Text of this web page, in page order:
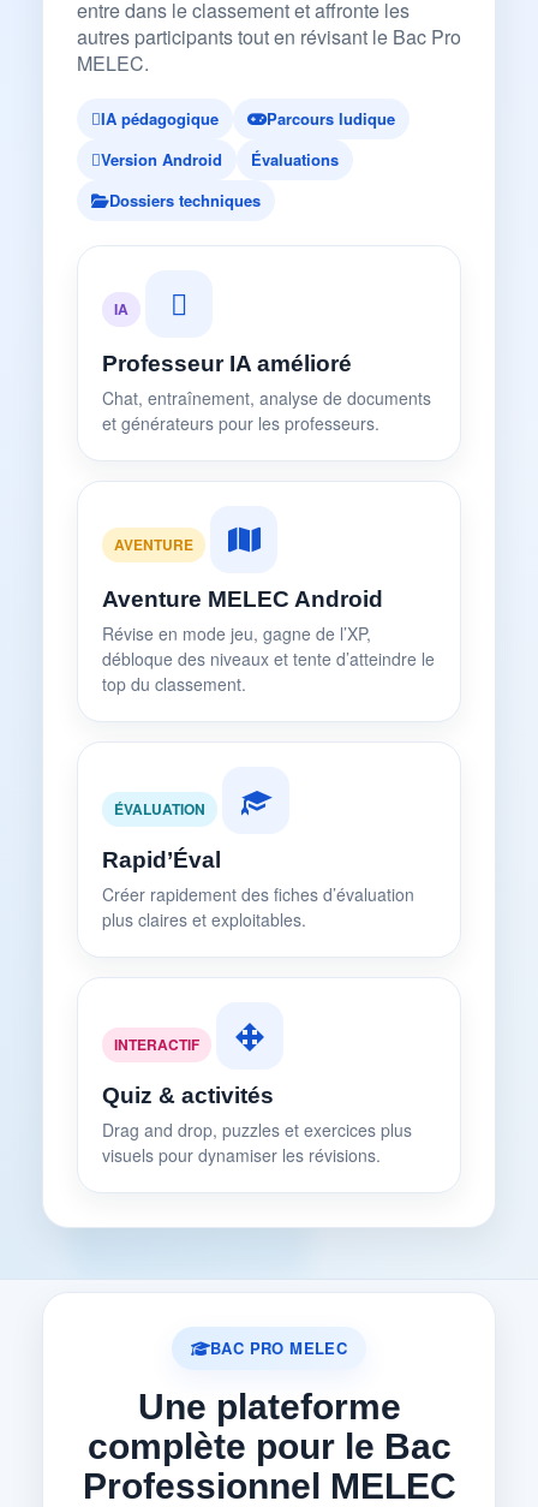
entre dans le classement et affronte les
autres participants tout en révisant le Bac Pro
MELEC.
IA pédagogique
Parcours ludique
Version Android
Évaluations
Dossiers techniques
IA
Professeur IA amélioré
Chat, entraînement, analyse de documents
et générateurs pour les professeurs.
AVENTURE
Aventure MELEC Android
Révise en mode jeu, gagne de l’XP,
débloque des niveaux et tente d’atteindre le
top du classement.
ÉVALUATION
Rapid’Éval
Créer rapidement des fiches d’évaluation
plus claires et exploitables.
INTERACTIF
Quiz & activités
Drag and drop, puzzles et exercices plus
visuels pour dynamiser les révisions.
BAC PRO MELEC
Une plateforme
complète pour le Bac
Professionnel MELEC